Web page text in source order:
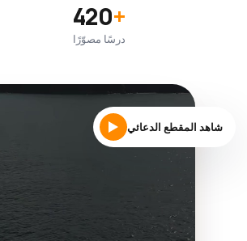
420+
درسًا مصوّرًا
شاهد المقطع الدعائي